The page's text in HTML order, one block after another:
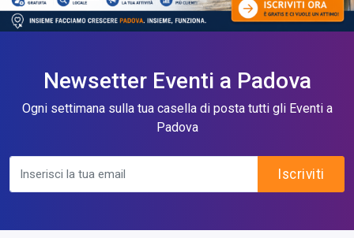
Newsetter Eventi a Padova
Ogni settimana sulla tua casella di posta tutti gli Eventi a
Padova
Iscriviti